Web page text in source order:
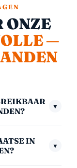
ONZE
—
▼
nachttarief
IN
▼